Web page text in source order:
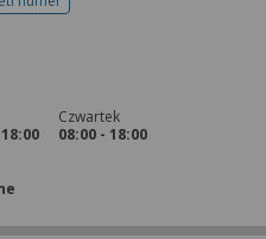
telefonu do rejestracji
Czwartek
08:00 - 18:00